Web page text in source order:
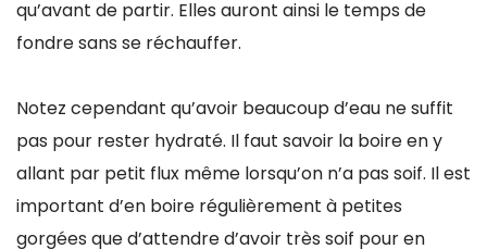
qu’avant de partir. Elles auront ainsi le temps de
fondre sans se réchauffer.
Notez cependant qu’avoir beaucoup d’eau ne suffit
pas pour rester hydraté. Il faut savoir la boire en y
allant par petit flux même lorsqu’on n’a pas soif. Il est
important d’en boire régulièrement à petites
gorgées que d’attendre d’avoir très soif pour en